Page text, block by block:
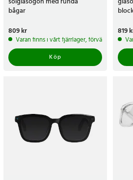
bågar
Pris:809 kr
809 kr
Varan finns i vårt fjärrlager, förväntas
Köp
Pris:
819